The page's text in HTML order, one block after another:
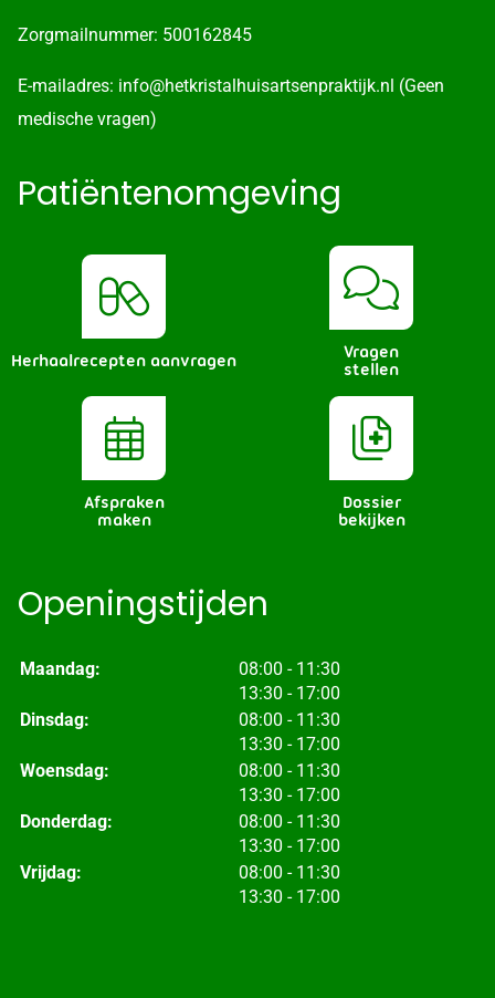
Zorgmailnummer: 500162845
E-mailadres: info@hetkristalhuisartsenpraktijk.nl (Geen
medische vragen)
Patiëntenomgeving
Herhaalrecepten aanvragen
Vragen
stellen
Afspraken
maken
Dossier
bekijken
Openingstijden
Maandag: 08:00 tot
- 11:30
13:30 tot
- 17:00
Dinsdag:
08:00 tot
- 11:30
13:30 tot
- 17:00
Woensdag:
08:00 tot
- 11:30
13:30 tot
- 17:00
Donderdag:
08:00 tot
- 11:30
13:30 tot
- 17:00
Vrijdag:
08:00 tot
- 11:30
13:30 tot
- 17:00